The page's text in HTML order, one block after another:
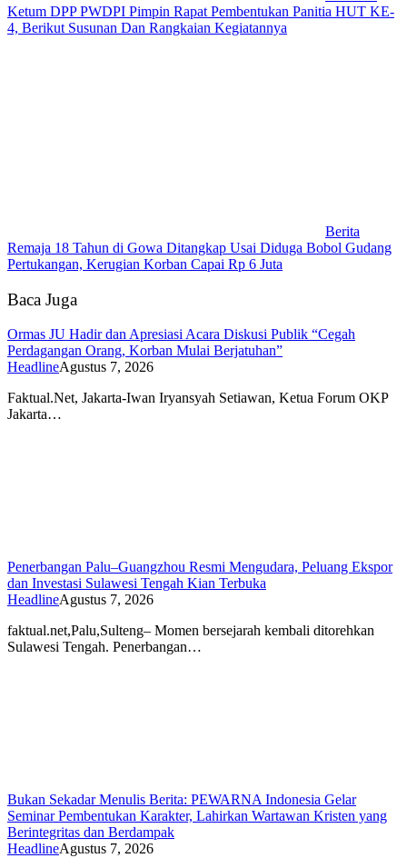
Ketum DPP PWDPI Pimpin Rapat Pembentukan Panitia HUT KE-
4, Berikut Susunan Dan Rangkaian Kegiatannya
Berita
Remaja 18 Tahun di Gowa Ditangkap Usai Diduga Bobol Gudang
Pertukangan, Kerugian Korban Capai Rp 6 Juta
Baca Juga
Ormas JU Hadir dan Apresiasi Acara Diskusi Publik “Cegah
Perdagangan Orang, Korban Mulai Berjatuhan”
HeadlineAgustus 7, 2026
Faktual.Net, Jakarta-Iwan Iryansyah Setiawan, Ketua Forum OKP
Jakarta…
Penerbangan Palu–Guangzhou Resmi Mengudara, Peluang Ekspor
dan Investasi Sulawesi Tengah Kian Terbuka
HeadlineAgustus 7, 2026
faktual.net,Palu,Sulteng– Momen bersejarah kembali ditorehkan
Sulawesi Tengah. Penerbangan…
Bukan Sekadar Menulis Berita: PEWARNA Indonesia Gelar
Seminar Pembentukan Karakter, Lahirkan Wartawan Kristen yang
Berintegritas dan Berdampak
HeadlineAgustus 7, 2026